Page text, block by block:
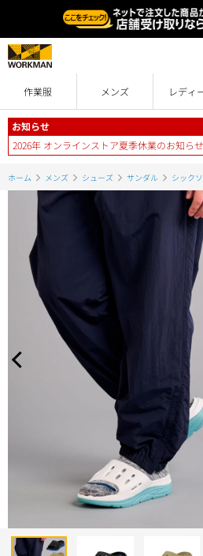
作業服 メンズ レディ
お知らせ
2026年 オンラインストア夏季休業のお知らせ
ホーム メンズ シューズ サンダル シック